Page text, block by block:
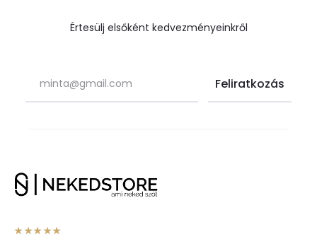
Értesülj elsőként kedvezményeinkről
★★★★★